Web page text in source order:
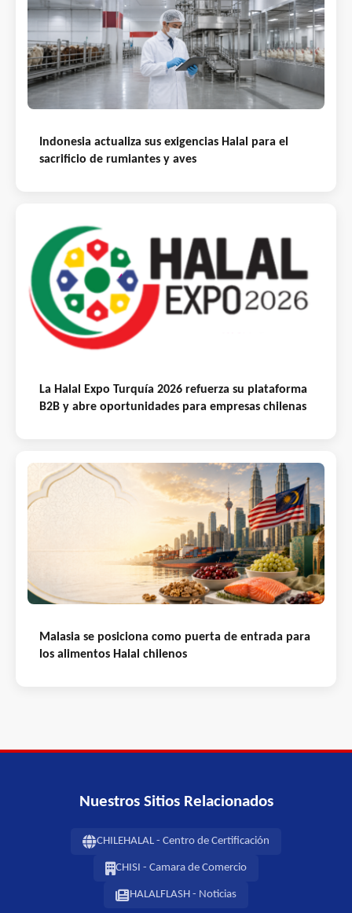
Indonesia actualiza sus exigencias Halal para el
sacrificio de rumiantes y aves
La Halal Expo Turquía 2026 refuerza su plataforma
B2B y abre oportunidades para empresas chilenas
Malasia se posiciona como puerta de entrada para
los alimentos Halal chilenos
Nuestros Sitios Relacionados
CHILEHALAL - Centro de Certificación
CHISI - Camara de Comercio
HALALFLASH - Noticias